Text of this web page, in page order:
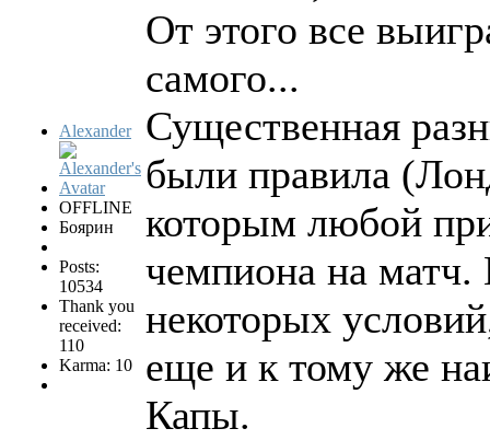
Alexander
OFFLINE
Боярин
Posts:
10534
Thank you
received:
110
Karma: 10
От этого все
самого...
Существенная
были правила
которым любой
чемпиона на
некоторых
еще и к тому же
Капы.